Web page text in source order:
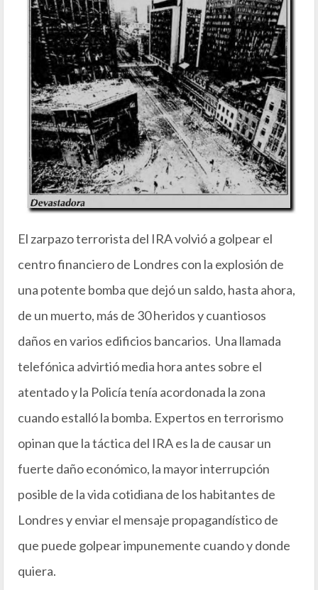
El zarpazo terrorista del IRA volvió a golpear el
centro financiero de Londres con la explosión de
una potente bomba que dejó un saldo, hasta ahora,
de un muerto, más de 30 heridos y cuantiosos
daños en varios edificios bancarios. Una llamada
telefónica advirtió media hora antes sobre el
atentado y la Policía tenía acordonada la zona
cuando estalló la bomba. Expertos en terrorismo
opinan que la táctica del IRA es la de causar un
fuerte daño económico, la mayor interrupción
posible de la vida cotidiana de los habitantes de
Londres y enviar el mensaje propagandístico de
que puede golpear impunemente cuando y donde
quiera.